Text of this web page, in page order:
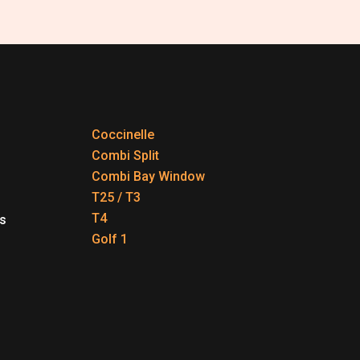
Coccinelle
Combi Split
Combi Bay Window
T25 / T3
T4
Golf 1